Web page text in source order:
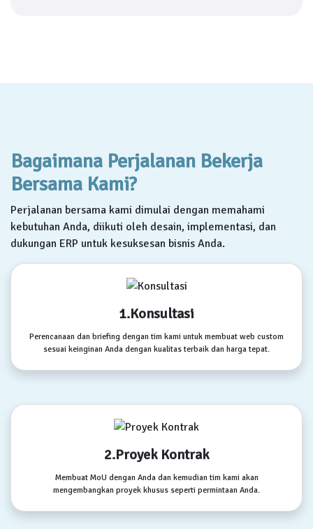
Bagaimana Perjalanan Bekerja
Bersama Kami?
Perjalanan bersama kami dimulai dengan memahami
kebutuhan Anda, diikuti oleh desain, implementasi, dan
dukungan ERP untuk kesuksesan bisnis Anda.
1.Konsultasi
Perencanaan dan briefing dengan tim kami untuk membuat web custom
sesuai keinginan Anda dengan kualitas terbaik dan harga tepat.
2.Proyek Kontrak
Membuat MoU dengan Anda dan kemudian tim kami akan
mengembangkan proyek khusus seperti permintaan Anda.